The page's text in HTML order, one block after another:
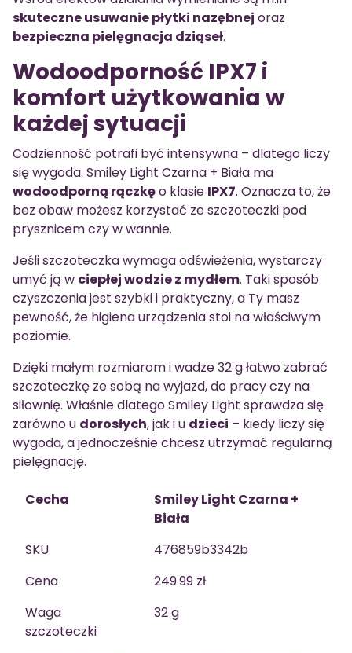
skuteczne usuwanie płytki nazębnej oraz
bezpieczna pielęgnacja dziąseł.
Wodoodporność IPX7 i
komfort użytkowania w
każdej sytuacji
Codzienność potrafi być intensywna – dlatego liczy
się wygoda. Smiley Light Czarna + Biała ma
wodoodporną rączkęo klasie IPX7. Oznacza to, że
bez obaw możesz korzystać ze szczoteczki pod
prysznicem czy w wannie.
Jeśli szczoteczka wymaga odświeżenia, wystarczy
umyć ją w ciepłej wodzie z mydłem. Taki sposób
czyszczenia jest szybki i praktyczny, a Ty masz
pewność, że higiena urządzenia stoi na właściwym
poziomie.
Dzięki małym rozmiarom i wadze 32 g łatwo zabrać
szczoteczkę ze sobą na wyjazd, do pracy czy na
siłownię. Właśnie dlatego Smiley Light sprawdza się
zarówno u dorosłych, jak i u dzieci – kiedy liczy się
wygoda, a jednocześnie chcesz utrzymać regularną
pielęgnację.
Cecha
Smiley Light Czarna +
Biała
SKU
476859b3342b
Cena
249.99 zł
Waga
szczoteczki
32 g